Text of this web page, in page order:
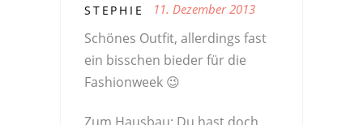
STEPHIE 11. Dezember 2013
Schönes Outfit, allerdings fast
ein bisschen bieder für die
Fashionweek 😉